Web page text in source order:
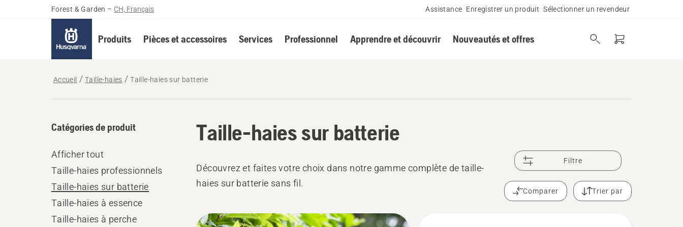
Forest & Garden – CH, Français Assistance Enregistrer un produit Sélectionner un revendeur
Produits Pièces et accessoires Services Professionnel Apprendre et découvrir Nouveautés et offres
Accueil Taille-haies Taille-haies sur batterie
Taille-haies sur batterie
Catégories de produit
Afficher tout
Taille-haies professionnels
Taille-haies sur batterie
Taille-haies à essence
Taille-haies à perche
Découvrez et faites votre choix dans notre gamme complète de taille-
haies sur batterie sans fil.
Filtre
Comparer Trier par
Tous